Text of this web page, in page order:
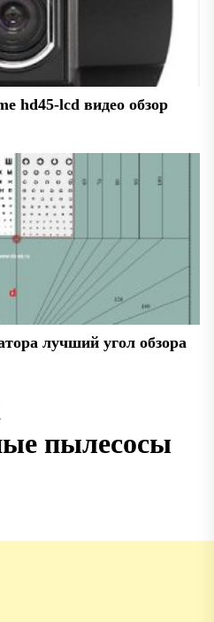
hd45-lcd видео обзор
лучший угол обзора
пылесосы